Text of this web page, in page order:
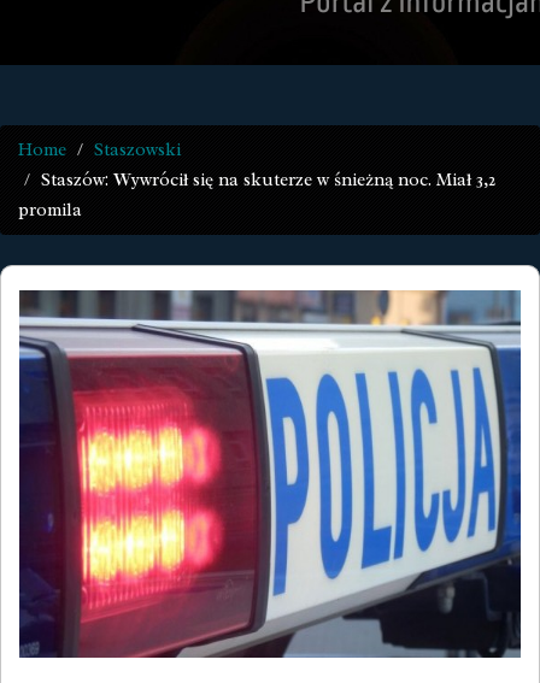
Home
Staszowski
Staszów: Wywrócił się na skuterze w śnieżną noc. Miał 3,2
promila